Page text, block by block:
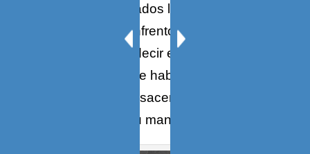
cuando ya avanzados los estudios y
adolescente se enfrentó a la perspectiva
del celibato, le oí decir en una
oportunidad que se había dado cuenta
que no podría ser sacerdote: la mujer era
fundamental en su manera de